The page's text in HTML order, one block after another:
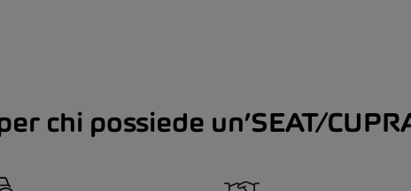
chi possiede un’SEAT/